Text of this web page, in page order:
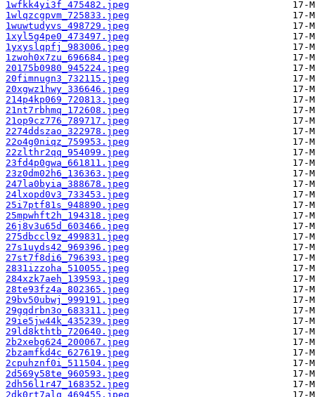
1wfkk4yi3f_475482.jpeg
1wlqzcgpvm_725833.jpeg
1wuwtudyvs_498729.jpeg
1xyl5g4pe0_473497.jpeg
1yxyslqpfj_983006.jpeg
1zwoh0x7zu_696684.jpeg
20175b0980_945224.jpeg
20fimnugn3_732115.jpeg
20xgwz1hwy_336646.jpeg
214p4kp069_720813.jpeg
21nt7rbhmq_172608.jpeg
21op9cz776_789717.jpeg
2274ddszao_322978.jpeg
22o4g0niqz_759953.jpeg
22zlthr2qq_954099.jpeg
23fd4p0gwa_661811.jpeg
23z0dm02h6_136363.jpeg
247la0byia_388678.jpeg
24lxopd0v3_733453.jpeg
25i7ptf81s_948890.jpeg
25mpwhft2h_194318.jpeg
26j8v3u65d_603466.jpeg
275dbccl9z_499831.jpeg
27s1uyds42_969396.jpeg
27st7f8di6_796393.jpeg
2831izzoha_510055.jpeg
284xzk7aeh_139593.jpeg
28te93fz4a_802365.jpeg
29bv50ubwj_999191.jpeg
29gqdrbn3o_683311.jpeg
29ie5jw44k_435239.jpeg
29ld8kthtb_720640.jpeg
2b2xebg624_200067.jpeg
2bzamfkd4c_627619.jpeg
2cpuhznf0i_511504.jpeg
2d569y58te_960593.jpeg
2dh56l1r47_168352.jpeg
2dk0rt7alq_469455.jpeg